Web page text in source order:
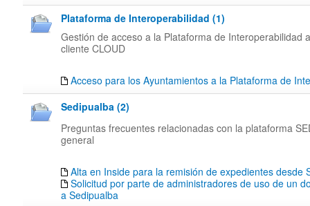
Plataforma de Interoperabilidad (1)
Gestión de acceso a la Plataforma de Interoperabilidad
cliente CLOUD
Acceso para los Ayuntamientos a la Plataforma de
Sedipualba (2)
Preguntas frecuentes relacionadas con la plataforma
general
Alta en Inside para la remisión de expedientes desde
Solicitud por parte de administradores de uso de un
a Sedipualba